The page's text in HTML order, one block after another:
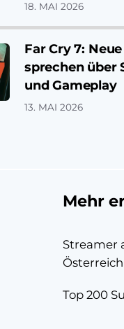
18. MAI 2026
Far Cry 7:
sprechen über
und Gameplay
13. MAI 2026
Mehr
Streamer
Österreich
Top 200